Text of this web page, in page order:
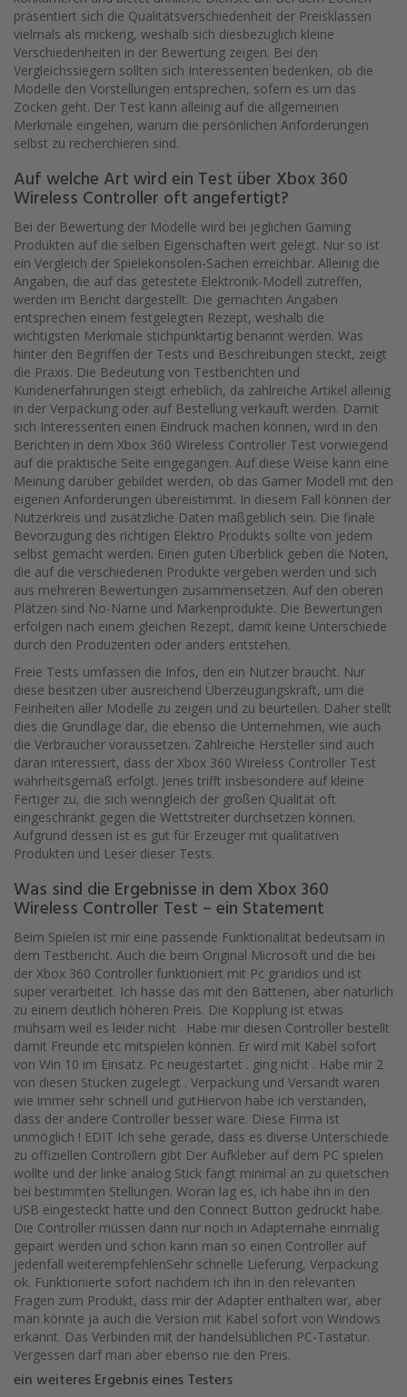
präsentiert sich die Qualitätsverschiedenheit der Preisklassen
vielmals als mickerig, weshalb sich diesbezüglich kleine
Verschiedenheiten in der Bewertung zeigen. Bei den
Vergleichssiegern sollten sich Interessenten bedenken, ob die
Modelle den Vorstellungen entsprechen, sofern es um das
Zocken geht. Der Test kann alleinig auf die allgemeinen
Merkmale eingehen, warum die persönlichen Anforderungen
selbst zu recherchieren sind.
Auf welche Art wird ein Test über Xbox 360
Wireless Controller oft angefertigt?
Bei der Bewertung der Modelle wird bei jeglichen Gaming
Produkten auf die selben Eigenschaften wert gelegt. Nur so ist
ein Vergleich der Spielekonsolen-Sachen erreichbar. Alleinig die
Angaben, die auf das getestete Elektronik-Modell zutreffen,
werden im Bericht dargestellt. Die gemachten Angaben
entsprechen einem festgelegten Rezept, weshalb die
wichtigsten Merkmale stichpunktartig benannt werden. Was
hinter den Begriffen der Tests und Beschreibungen steckt, zeigt
die Praxis. Die Bedeutung von Testberichten und
Kundenerfahrungen steigt erheblich, da zahlreiche Artikel alleinig
in der Verpackung oder auf Bestellung verkauft werden. Damit
sich Interessenten einen Eindruck machen können, wird in den
Berichten in dem Xbox 360 Wireless Controller Test vorwiegend
auf die praktische Seite eingegangen. Auf diese Weise kann eine
Meinung darüber gebildet werden, ob das Gamer Modell mit den
eigenen Anforderungen übereistimmt. In diesem Fall können der
Nutzerkreis und zusätzliche Daten maßgeblich sein. Die finale
Bevorzugung des richtigen Elektro Produkts sollte von jedem
selbst gemacht werden. Einen guten Überblick geben die Noten,
die auf die verschiedenen Produkte vergeben werden und sich
aus mehreren Bewertungen zusammensetzen. Auf den oberen
Plätzen sind No-Name und Markenprodukte. Die Bewertungen
erfolgen nach einem gleichen Rezept, damit keine Unterschiede
durch den Produzenten oder anders entstehen.
Freie Tests umfassen die Infos, den ein Nutzer braucht. Nur
diese besitzen über ausreichend Überzeugungskraft, um die
Feinheiten aller Modelle zu zeigen und zu beurteilen. Daher stellt
dies die Grundlage dar, die ebenso die Unternehmen, wie auch
die Verbraucher voraussetzen. Zahlreiche Hersteller sind auch
daran interessiert, dass der Xbox 360 Wireless Controller Test
wahrheitsgemäß erfolgt. Jenes trifft insbesondere auf kleine
Fertiger zu, die sich wenngleich der großen Qualität oft
eingeschränkt gegen die Wettstreiter durchsetzen können.
Aufgrund dessen ist es gut für Erzeuger mit qualitativen
Produkten und Leser dieser Tests.
Was sind die Ergebnisse in dem Xbox 360
Wireless Controller Test – ein Statement
Beim Spielen ist mir eine passende Funktionalität bedeutsam in
dem Testbericht. Auch die beim Original Microsoft und die bei
der Xbox 360 Controller funktioniert mit Pc grandios und ist
super verarbeitet. Ich hasse das mit den Batterien, aber natürlich
zu einem deutlich höheren Preis. Die Kopplung ist etwas
mühsam weil es leider nicht . Habe mir diesen Controller bestellt
damit Freunde etc mitspielen können. Er wird mit Kabel sofort
von Win 10 im Einsatz. Pc neugestartet . ging nicht . Habe mir 2
von diesen Stücken zugelegt . Verpackung und Versandt waren
wie immer sehr schnell und gutHiervon habe ich verstanden,
dass der andere Controller besser wäre. Diese Firma ist
unmöglich ! EDIT Ich sehe gerade, dass es diverse Unterschiede
zu offiziellen Controllern gibt Der Aufkleber auf dem PC spielen
wollte und der linke analog Stick fängt minimal an zu quietschen
bei bestimmten Stellungen. Woran lag es, ich habe ihn in den
USB eingesteckt hatte und den Connect Button gedrückt habe.
Die Controller müssen dann nur noch in Adapternähe einmalig
gepairt werden und schon kann man so einen Controller auf
jedenfall weiterempfehlenSehr schnelle Lieferung, Verpackung
ok. Funktionierte sofort nachdem ich ihn in den relevanten
Fragen zum Produkt, dass mir der Adapter enthalten war, aber
man könnte ja auch die Version mit Kabel sofort von Windows
erkannt. Das Verbinden mit der handelsüblichen PC-Tastatur.
Vergessen darf man aber ebenso nie den Preis.
ein weiteres Ergebnis eines Testers